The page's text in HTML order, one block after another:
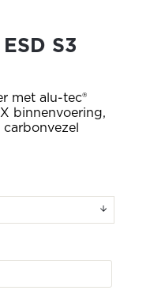
S3
met alu-tec®
binnenvoering,